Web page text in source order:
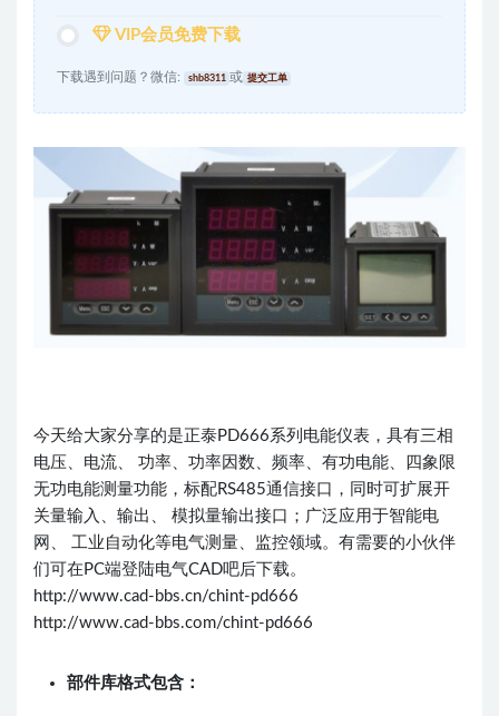
VIP会员免费下载
下载遇到问题？微信: shb8311 或 提交工单
今天给大家分享的是正泰PD666系列电能仪表，具有三相
电压、电流、 功率、功率因数、频率、有功电能、四象限
无功电能测量功能，标配RS485通信接口，同时可扩展开
关量输入、输出、 模拟量输出接口；广泛应用于智能电
网、 工业自动化等电气测量、监控领域。有需要的小伙伴
们可在PC端登陆电气CAD吧后下载。
http://www.cad-bbs.cn/chint-pd666
http://www.cad-bbs.com/chint-pd666
部件库格式包含：